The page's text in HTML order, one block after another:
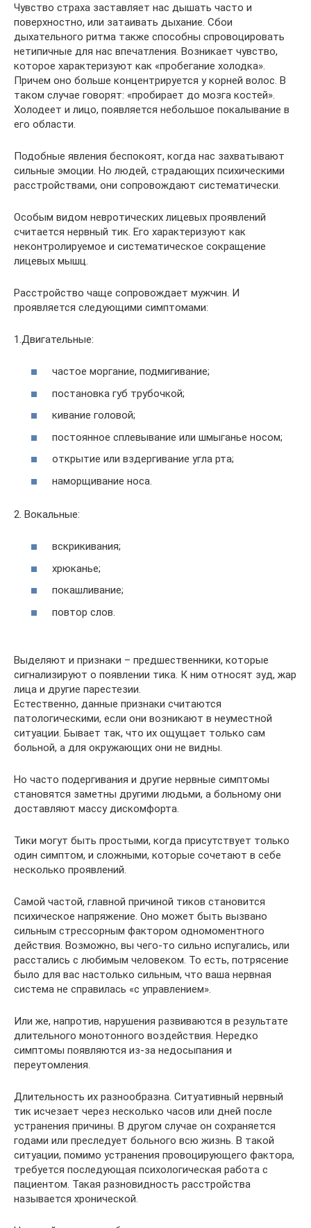
Чувство страха заставляет нас дышать часто и
поверхностно, или затаивать дыхание. Сбои
дыхательного ритма также способны спровоцировать
нетипичные для нас впечатления. Возникает чувство,
которое характеризуют как «пробегание холодка».
Причем оно больше концентрируется у корней волос. В
таком случае говорят: «пробирает до мозга костей».
Холодеет и лицо, появляется небольшое покалывание в
его области.
Подобные явления беспокоят, когда нас захватывают
сильные эмоции. Но людей, страдающих психическими
расстройствами, они сопровождают систематически.
Особым видом невротических лицевых проявлений
считается нервный тик. Его характеризуют как
неконтролируемое и систематическое сокращение
лицевых мышц.
Расстройство чаще сопровождает мужчин. И
проявляется следующими симптомами:
1.Двигательные:
частое моргание, подмигивание;
постановка губ трубочкой;
кивание головой;
постоянное сплевывание или шмыганье носом;
открытие или вздергивание угла рта;
наморщивание носа.
2. Вокальные:
вскрикивания;
хрюканье;
покашливание;
повтор слов.
Выделяют и признаки – предшественники, которые
сигнализируют о появлении тика. К ним относят зуд, жар
лица и другие парестезии.
Естественно, данные признаки считаются
патологическими, если они возникают в неуместной
ситуации. Бывает так, что их ощущает только сам
больной, а для окружающих они не видны.
Но часто подергивания и другие нервные симптомы
становятся заметны другими людьми, а больному они
доставляют массу дискомфорта.
Тики могут быть простыми, когда присутствует только
один симптом, и сложными, которые сочетают в себе
несколько проявлений.
Самой частой, главной причиной тиков становится
психическое напряжение. Оно может быть вызвано
сильным стрессорным фактором одномоментного
действия. Возможно, вы чего-то сильно испугались, или
расстались с любимым человеком. То есть, потрясение
было для вас настолько сильным, что ваша нервная
система не справилась «с управлением».
Или же, напротив, нарушения развиваются в результате
длительного монотонного воздействия. Нередко
симптомы появляются из-за недосыпания и
переутомления.
Длительность их разнообразна. Ситуативный нервный
тик исчезает через несколько часов или дней после
устранения причины. В другом случае он сохраняется
годами или преследует больного всю жизнь. В такой
ситуации, помимо устранения провоцирующего фактора,
требуется последующая психологическая работа с
пациентом. Такая разновидность расстройства
называется хронической.